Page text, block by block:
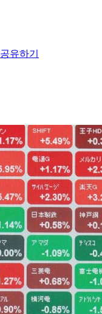
공유하기